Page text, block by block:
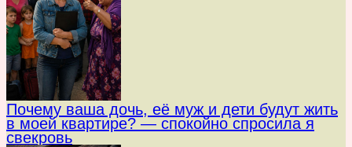
Почему ваша дочь, её муж и дети будут жить
в моей квартире? — спокойно спросила я
свекровь